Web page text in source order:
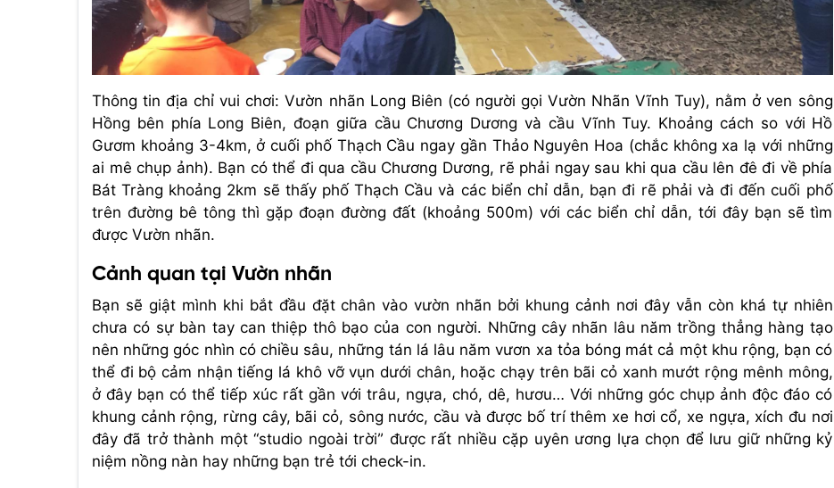
Thông tin địa chỉ vui chơi: Vườn nhãn Long Biên (có người gọi Vườn Nhãn Vĩnh Tuy), nằm ở ven sông
Hồng bên phía Long Biên, đoạn giữa cầu Chương Dương và cầu Vĩnh Tuy. Khoảng cách so với Hồ
Gươm khoảng 3-4km, ở cuối phố Thạch Cầu ngay gần Thảo Nguyên Hoa (chắc không xa lạ với những
ai mê chụp ảnh). Bạn có thể đi qua cầu Chương Dương, rẽ phải ngay sau khi qua cầu lên đê đi về phía
Bát Tràng khoảng 2km sẽ thấy phố Thạch Cầu và các biển chỉ dẫn, bạn đi rẽ phải và đi đến cuối phố
trên đường bê tông thì gặp đoạn đường đất (khoảng 500m) với các biển chỉ dẫn, tới đây bạn sẽ tìm
được Vườn nhãn.
Cảnh quan tại Vườn nhãn
Bạn sẽ giật mình khi bắt đầu đặt chân vào vườn nhãn bởi khung cảnh nơi đây vẫn còn khá tự nhiên
chưa có sự bàn tay can thiệp thô bạo của con người. Những cây nhãn lâu năm trồng thẳng hàng tạo
nên những góc nhìn có chiều sâu, những tán lá lâu năm vươn xa tỏa bóng mát cả một khu rộng, bạn có
thể đi bộ cảm nhận tiếng lá khô vỡ vụn dưới chân, hoặc chạy trên bãi cỏ xanh mướt rộng mênh mông,
ở đây bạn có thể tiếp xúc rất gần với trâu, ngựa, chó, dê, hươu… Với những góc chụp ảnh độc đáo có
khung cảnh rộng, rừng cây, bãi cỏ, sông nước, cầu và được bố trí thêm xe hơi cổ, xe ngựa, xích đu nơi
đây đã trở thành một “studio ngoài trời” được rất nhiều cặp uyên ương lựa chọn để lưu giữ những kỷ
niệm nồng nàn hay những bạn trẻ tới check-in.